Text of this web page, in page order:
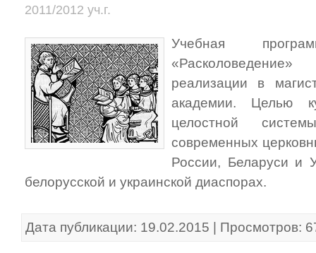
2011/2012 уч.г.
Учебная
реализации в
академии. Целью
целостной
современных
России, Беларуси и
белорусской и украинской диаспорах.
Дата публикации: 19.02.2015 | Просмотров: